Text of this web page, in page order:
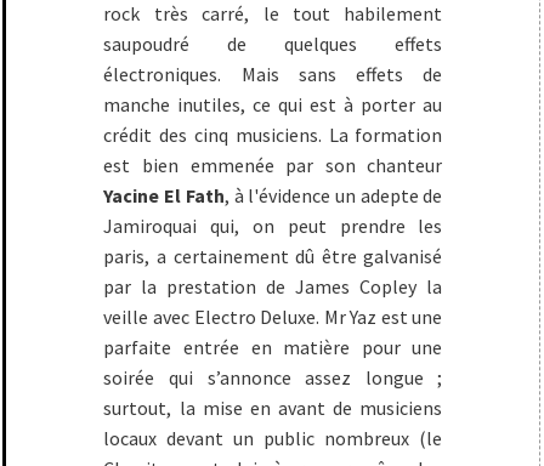
rock très carré, le tout habilement
saupoudré de quelques effets
électroniques. Mais sans effets de
manche inutiles, ce qui est à porter au
crédit des cinq musiciens. La formation
est bien emmenée par son chanteur
Yacine El Fath, à l'évidence un adepte de
Jamiroquai qui, on peut prendre les
paris, a certainement dû être galvanisé
par la prestation de James Copley la
veille avec Electro Deluxe. Mr Yaz est une
parfaite entrée en matière pour une
soirée qui s’annonce assez longue ;
surtout, la mise en avant de musiciens
locaux devant un public nombreux (le